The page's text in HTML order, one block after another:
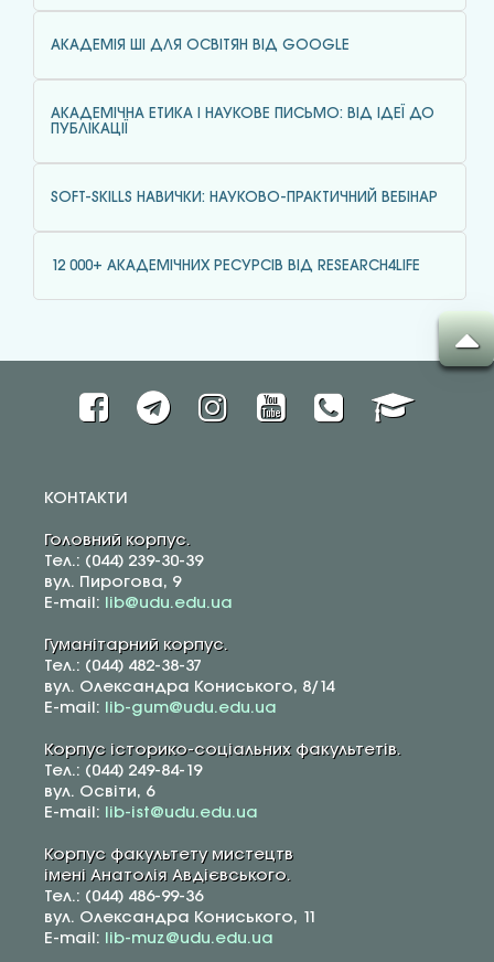
АКАДЕМІЯ ШІ ДЛЯ ОСВІТЯН ВІД GOOGLE
АКАДЕМІЧНА ЕТИКА І НАУКОВЕ ПИСЬМО: ВІД ІДЕЇ ДО
ПУБЛІКАЦІЇ
SOFT-SKILLS НАВИЧКИ: НАУКОВО-ПРАКТИЧНИЙ ВЕБІНАР
12 000+ АКАДЕМІЧНИХ РЕСУРСІВ ВІД RESEARCH4LIFE
КОНТАКТИ
Головний корпус.
Тел.: (044) 239-30-39
вул. Пирогова, 9
E-mail:
lib@udu.edu.ua
Гуманітарний корпус.
Тел.: (044) 482-38-37
вул. Олександра Кониського, 8/14
E-mail:
lib-gum@udu.edu.ua
Корпус історико-соціальних факультетів.
Тел.: (044) 249-84-19
вул. Освіти, 6
E-mail:
lib-ist@udu.edu.ua
Корпус факультету мистецтв
імені Анатолія Авдієвського.
Тел.: (044) 486-99-36
вул. Олександра Кониського, 11
E-mail:
lib-muz@udu.edu.ua